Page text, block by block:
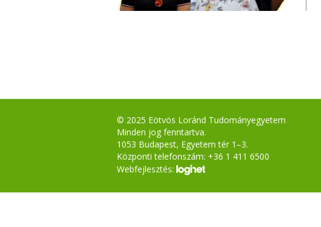
© 2025 Eötvös Loránd Tudományegyetem
Minden jog fenntartva.
1053 Budapest, Egyetem tér 1–3.
Központi telefonszám: +36 1 411 6500
Webfejlesztés: